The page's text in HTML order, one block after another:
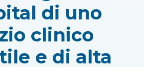
di uno
clinico
e di alta